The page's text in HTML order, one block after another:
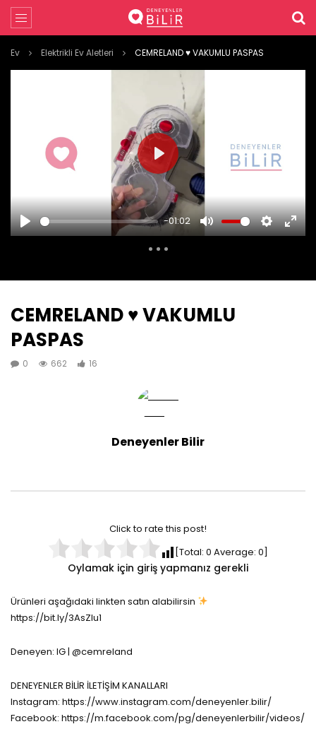
Ev Elektrikli Ev Aletleri CEMRELAND ♥️ VAKUMLU PASPAS
PLAY
-01:02
MUTE
SETTINGS
PLAY
CEMRELAND ♥️ VAKUMLU
PASPAS
0 662 16
Deneyenler Bilir
Click to rate this post!
[Total: 0 Average: 0]
Oylamak için giriş yapmanız gerekli
Ürünleri aşağıdaki linkten satın alabilirsin
https://bit.ly/3AsZIu1
Deneyen: IG | @cemreland
DENEYENLER BİLİR İLETİŞİM KANALLARI
Instagram: https://www.instagram.com/deneyenler.bilir/
Facebook: https://m.facebook.com/pg/deneyenlerbilir/videos/